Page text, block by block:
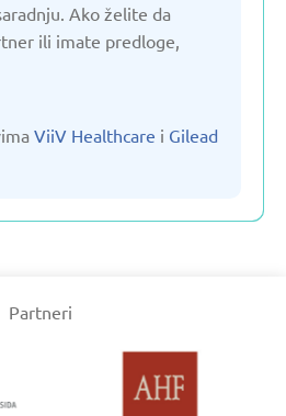
Ako želite da
ili imate predloge,
ViiV Healthcare i Gilead
Partneri